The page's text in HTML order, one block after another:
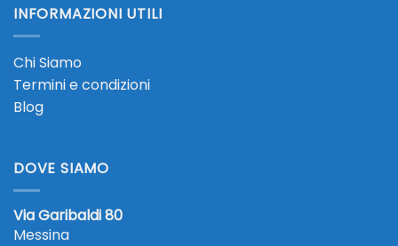
INFORMAZIONI UTILI
Chi Siamo
Termini e condizioni
Blog
DOVE SIAMO
Via Garibaldi 80
Messina